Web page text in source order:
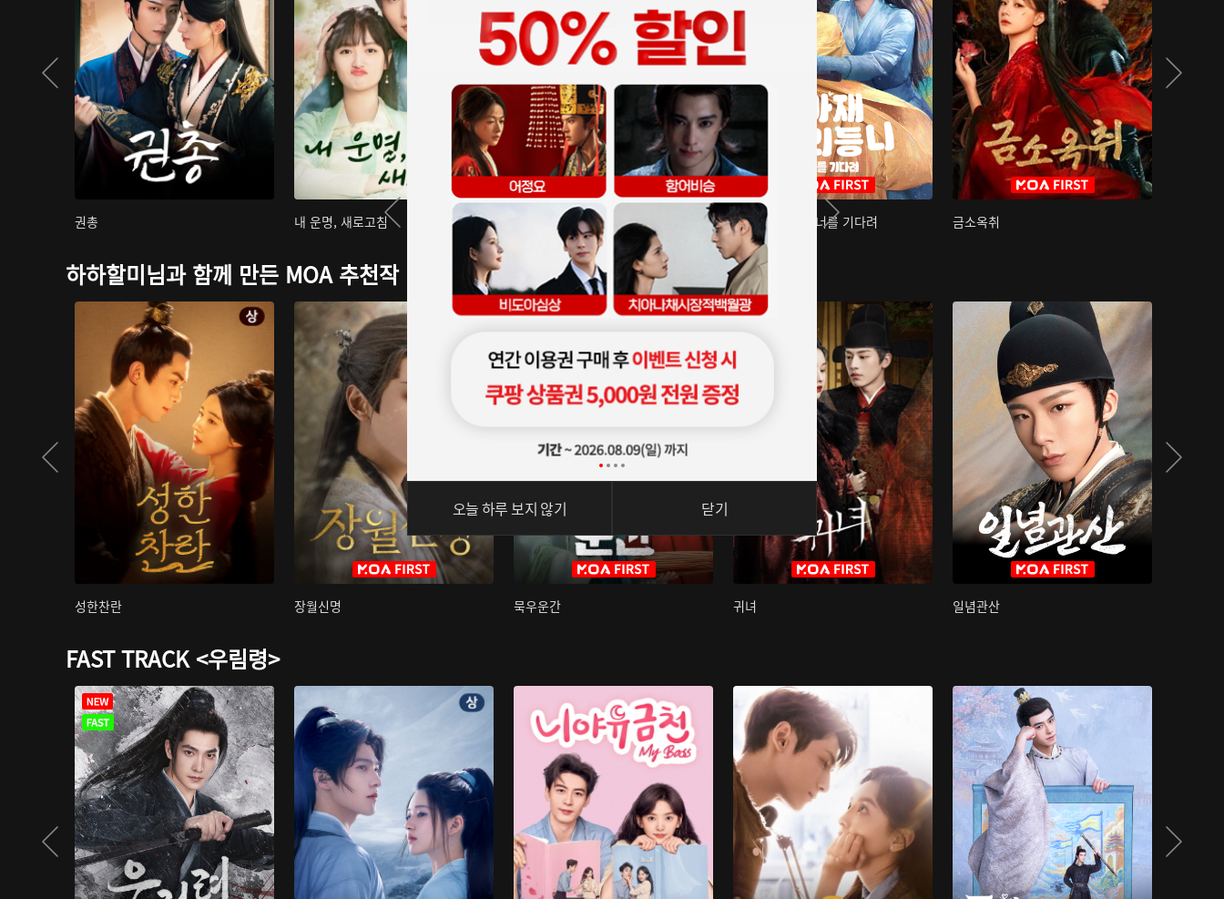
권총 내 운명, 새로고침 아재저리등니 : 너를 기다려 금소옥취
하하할미님과 함께 만든 MOA 추천작
성한찬란 장월신명 묵우운간 귀녀 일념관산
FAST TRACK <우림령>
오늘 하루 보지 않기 닫기